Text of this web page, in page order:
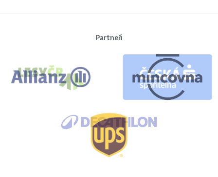
Partneři